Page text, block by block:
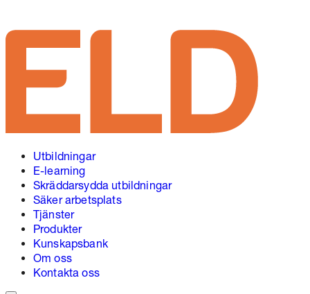
Utbildningar
E-learning
Skräddarsydda utbildningar
Säker arbetsplats
Tjänster
Produkter
Kunskapsbank
Om oss
Kontakta oss